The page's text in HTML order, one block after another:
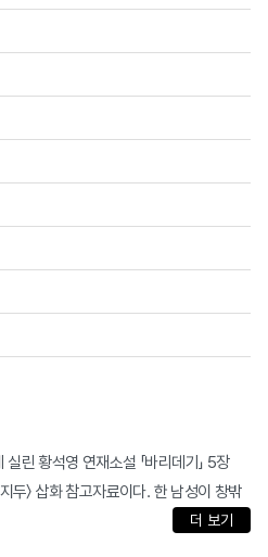
린 황석영 연재소설 「바리데기」 5장
두〉 삽화 참고자료이다. 한 남성이 창밖
더 보기